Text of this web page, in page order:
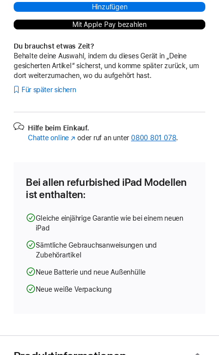
Hinzufügen
Mit Apple Pay bezahlen
Du brauchst etwas Zeit?
Behalte deine Auswahl, indem du dieses Gerät in „Deine
gesicherten Artikel“ sicherst, und komme später zurück, um
dort weiterzumachen, wo du aufgehört hast.
Für später sichern
Hilfe beim Einkauf.
Chatte online (Öffnet
oder ruf an unter 0800 801 078.
Bei allen refurbished iPad Modellen
ist enthalten:
Gleiche einjährige Garantie wie bei einem neuen
iPad
Sämtliche Gebrauchsanweisungen und
Zubehörartikel
Neue Batterie und neue Außenhülle
Neue weiße Verpackung